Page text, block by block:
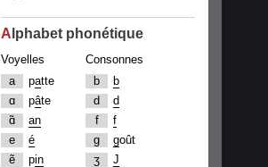
A lphabet phonétique
Voyelles
a
patte
ɑ
pâte
ɑ̃
an
e
é
ẽ
pin
Consonnes
b
b
d
d
f
f
g
goût
ʒ
J